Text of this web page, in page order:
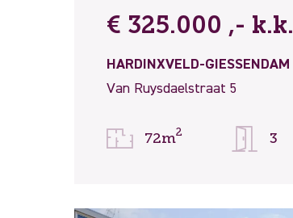
€ 325.000 ,- k.k.
HARDINXVELD-GIESSENDAM
Van Ruysdaelstraat 5
72m2 3